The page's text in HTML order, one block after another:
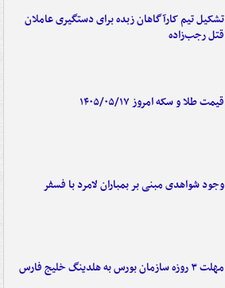
تشکیل تیم کارآگاهان زبده برای دستگیری عاملان
قتل رجب‌زاده
قیمت طلا و سکه امروز ۱۴۰۵/۰۵/۱۷
وجود شواهدی مبنی بر بمباران لامرد با فسفر
مهلت ۳ روزه سازمان بورس به هلدینگ خلیج فارس